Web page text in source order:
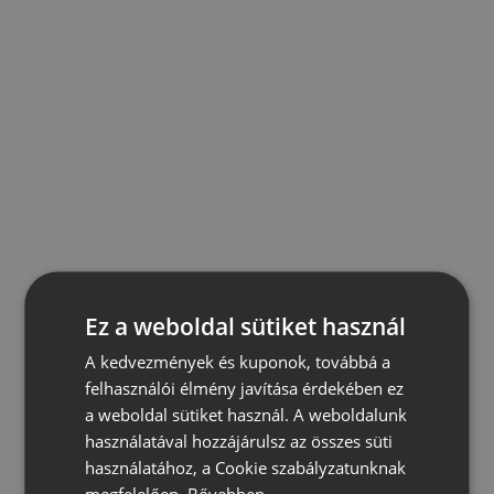
Ez a weboldal sütiket használ
A kedvezmények és kuponok, továbbá a
felhasználói élmény javítása érdekében ez
a weboldal sütiket használ. A weboldalunk
használatával hozzájárulsz az összes süti
használatához, a Cookie szabályzatunknak